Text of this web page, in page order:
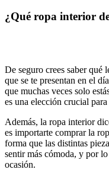
¿Qué ropa interior
De seguro crees saber qué
que se te presentan en el
que muchas veces solo
es una elección crucial
Además, la ropa interior
es importarte comprar la
forma que las distintas
sentir más cómoda, y por
ocasión.